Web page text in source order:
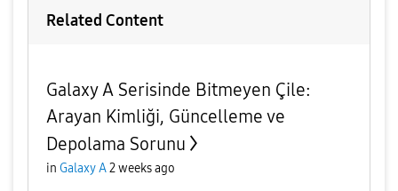
Related Content
​Galaxy A Serisinde Bitmeyen Çile:
Arayan Kimliği, Güncelleme ve
Depolama Sorunu
in Galaxy A2 weeks ago